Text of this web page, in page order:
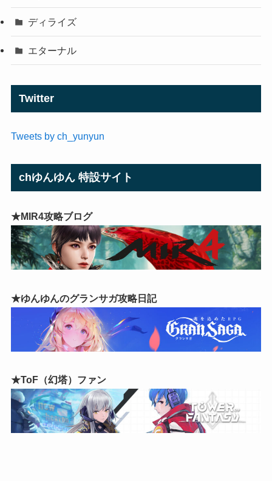
ディライズ
エターナル
Twitter
Tweets by ch_yunyun
chゆんゆん 特設サイト
★MIR4攻略ブログ
★ゆんゆんのグランサガ攻略日記
★ToF（幻塔）ファン